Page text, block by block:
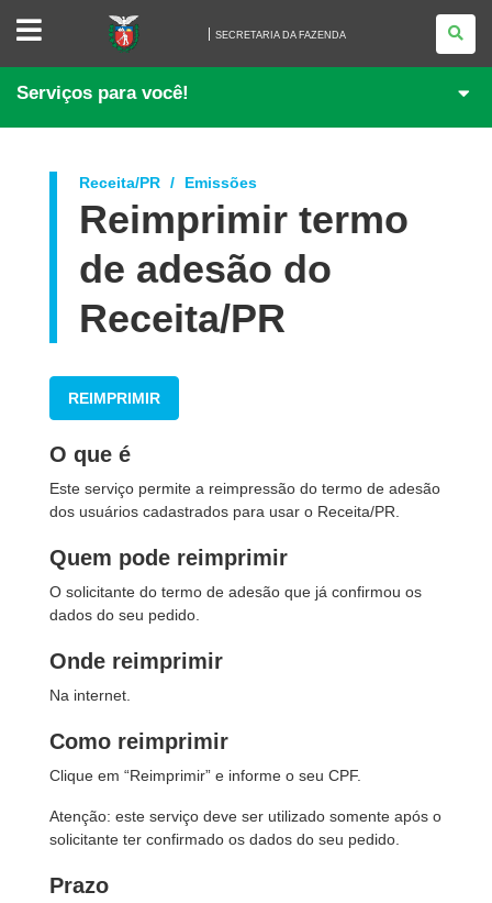
SECRETARIA
FAZENDA
SECRETARIA DA FAZENDA
Serviços para você!
Receita/PR Emissões
Reimprimir termo
de adesão do
Receita/PR
REIMPRIMIR
O que é
Este serviço permite a reimpressão do termo de adesão
dos usuários cadastrados para usar o Receita/PR.
Quem pode reimprimir
O solicitante do termo de adesão que já confirmou os
dados do seu pedido.
Onde reimprimir
Na internet.
Como reimprimir
Clique em “Reimprimir” e informe o seu CPF.
Atenção: este serviço deve ser utilizado somente após o
solicitante ter confirmado os dados do seu pedido.
Prazo